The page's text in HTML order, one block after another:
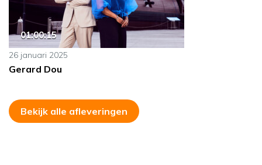
01:00:15
26 januari 2025
Gerard Dou
Bekijk alle afleveringen